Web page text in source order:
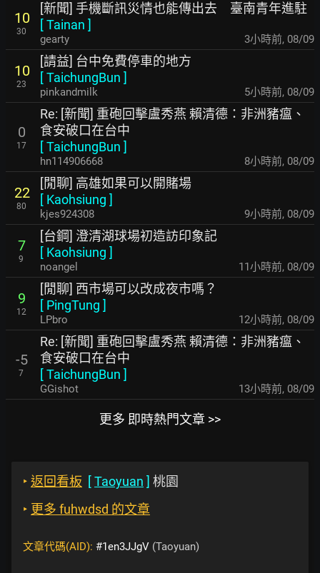
10
30
[新聞] 手機斷訊災情也能傳出去 臺南青年進駐
[Tainan ]
gearty 3小時前, 08/09
10
23
[請益] 台中免費停車的地方
[TaichungBun ]
pinkandmilk 5小時前, 08/09
0
17
Re: [新聞] 重砲回擊盧秀燕 賴清德：非洲豬瘟、
食安破口在台中
[TaichungBun ]
hn114906668 8小時前, 08/09
22
80
[閒聊] 高雄如果可以開賭場
[ Kaohsiung ]
kjes924308 9小時前, 08/09
7
9
[台鋼] 澄清湖球場初造訪印象記
[ Kaohsiung ]
noangel 11小時前, 08/09
9
12
[閒聊] 西市場可以改成夜市嗎？
[ PingTung ]
LPbro 12小時前, 08/09
-5
7
Re: [新聞] 重砲回擊盧秀燕 賴清德：非洲豬瘟、
食安破口在台中
[TaichungBun ]
GGishot 13小時前, 08/09
更多 即時熱門文章 >>
‣ 返回看板 [Taoyuan ] 桃園
‣ 更多 fuhwdsd 的文章
文章代碼(AID): #1en3JJgV (Taoyuan)